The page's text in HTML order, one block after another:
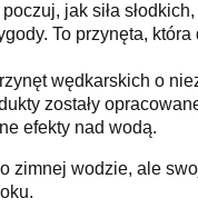
jak siła
To przynęta, która
wędkarskich o
zostały
efekty nad wodą.
zimnej wodzie, ale